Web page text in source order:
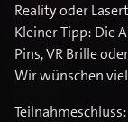
Reality oder
Kleiner Tipp: Die
Pins, VR Brille
Wir wünschen